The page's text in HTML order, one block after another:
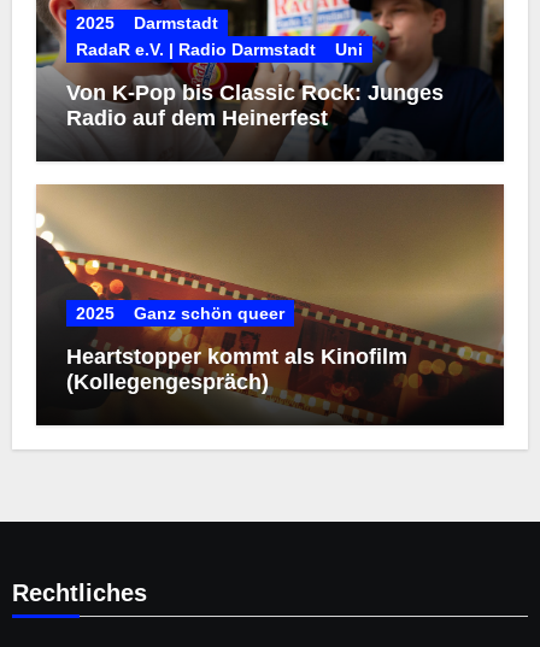
2025
Darmstadt
RadaR e.V. | Radio Darmstadt
Uni
Von K-Pop bis Classic Rock: Junges
Radio auf dem Heinerfest
2025 Ganz schön queer
Heartstopper kommt als Kinofilm
(Kollegengespräch)
Rechtliches